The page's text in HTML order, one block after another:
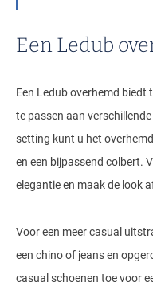
Een Ledub
Een Ledub overhemd biedt
te passen aan
setting kunt u het
en een bijpassend colbert.
elegantie en maak de look
Voor een meer casual
een chino of jeans en
casual schoenen toe voor